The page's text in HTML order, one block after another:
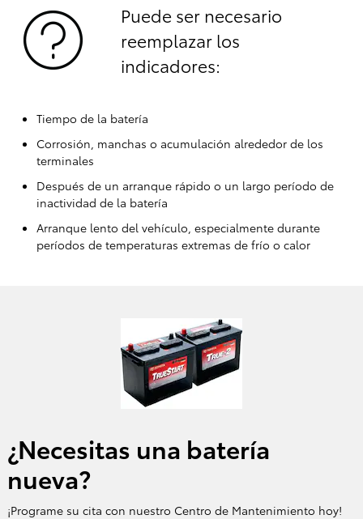
Puede ser necesario
reemplazar los
indicadores:
Tiempo de la batería
Corrosión, manchas o acumulación alrededor de los
terminales
Después de un arranque rápido o un largo período de
inactividad de la batería
Arranque lento del vehículo, especialmente durante
períodos de temperaturas extremas de frío o calor
¿Necesitas una batería
nueva?
¡Programe su cita con nuestro Centro de Mantenimiento hoy!